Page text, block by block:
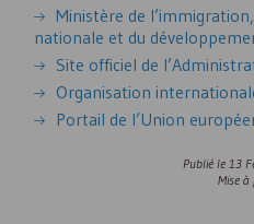
Ministère de
nationale et du
Site officiel de
Organisation
Portail de l’Union
Publié le 13
Mise à